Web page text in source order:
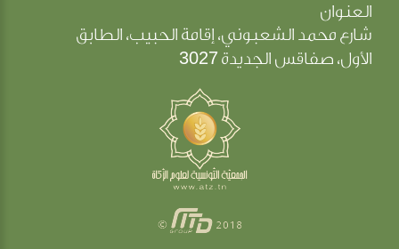
العنوان
شارع محمد الشعبوني، إقامة الحبيب، الطابق
الأول، صفاقس الجديدة 3027